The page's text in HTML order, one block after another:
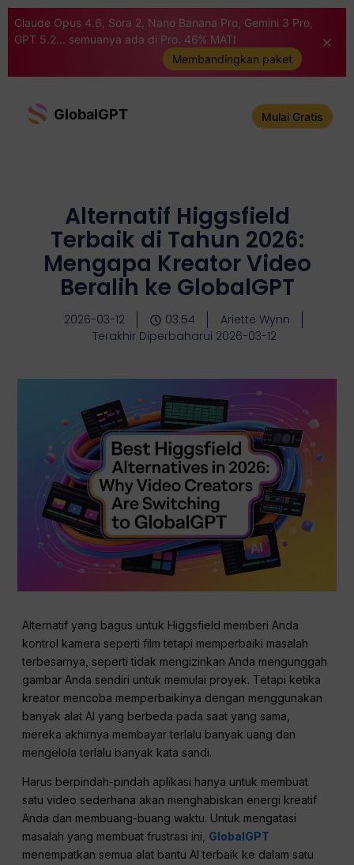
Claude Opus 4.6, Sora 2, Nano Banana Pro, Gemini 3 Pro,
GPT 5.2... semuanya ada di Pro. 46% MATI
Membandingkan paket
GlobalGPT Mulai Gratis
Alternatif Higgsfield
Terbaik di Tahun 2026:
Mengapa Kreator Video
Beralih ke GlobalGPT
2026-03-12 03:54
Ariette Wynn
Terakhir Diperbaharui 2026-03-12
Alternatif yang bagus untuk Higgsfield memberi Anda
kontrol kamera seperti film tetapi memperbaiki masalah
terbesarnya, seperti tidak mengizinkan Anda mengunggah
gambar Anda sendiri untuk memulai proyek. Tetapi ketika
kreator mencoba memperbaikinya dengan menggunakan
banyak alat AI yang berbeda pada saat yang sama,
mereka akhirnya membayar terlalu banyak uang dan
mengelola terlalu banyak kata sandi.
Harus berpindah-pindah aplikasi hanya untuk membuat
satu video sederhana akan menghabiskan energi kreatif
Anda dan membuang-buang waktu. Untuk mengatasi
masalah yang membuat frustrasi ini, GlobalGPT
menempatkan semua alat bantu AI terbaik ke dalam satu